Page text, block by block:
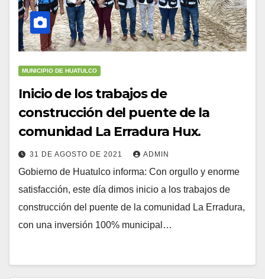
MUNICIPIO DE HUATULCO
Inicio de los trabajos de
construcción del puente de la
comunidad La Erradura Hux.
31 DE AGOSTO DE 2021 ADMIN
Gobierno de Huatulco informa: Con orgullo y enorme
satisfacción, este día dimos inicio a los trabajos de
construcción del puente de la comunidad La Erradura,
con una inversión 100% municipal…